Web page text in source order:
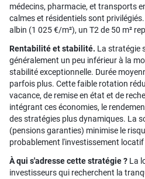
médecins, pharmacie, et transports
calmes et résidentiels sont
albin (1 025 €/m²), un T2 de 50 m²
Rentabilité et stabilité. La stratégie
généralement un peu inférieur à la
stabilité exceptionnelle. Durée
parfois plus. Cette faible rotation
vacance, de remise en état et de
intégrant ces économies, le
des stratégies plus dynamiques. La
(pensions garanties) minimise le
probablement l'investissement locatif
À qui s'adresse cette stratégie ? La
investisseurs qui recherchent la